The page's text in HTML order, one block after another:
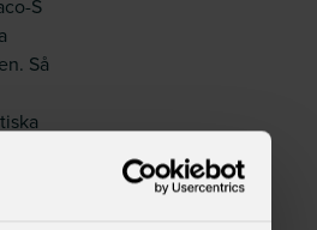
S
Så